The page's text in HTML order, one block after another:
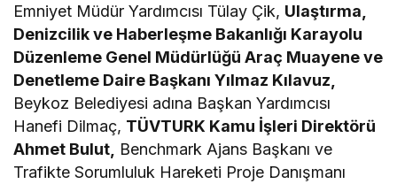
Emniyet Müdür Yardımcısı Tülay Çik, Ulaştırma,
Denizcilik ve Haberleşme Bakanlığı Karayolu
Düzenleme Genel Müdürlüğü Araç Muayene ve
Denetleme Daire Başkanı Yılmaz Kılavuz,
Beykoz Belediyesi adına Başkan Yardımcısı
Hanefi Dilmaç, TÜVTURK Kamu İşleri Direktörü
Ahmet Bulut,
Benchmark Ajans Başkanı ve
Trafikte Sorumluluk Hareketi Proje Danışmanı